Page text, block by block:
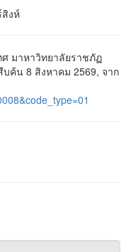
งห์
มาหาวิทยาลัยราชภัฏ
ค้น 8 สิงหาคม 2569, จาก